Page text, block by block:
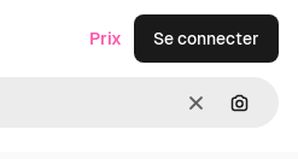
Effacer
Prix Se connecter